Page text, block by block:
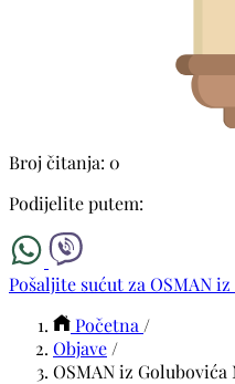
Broj čitanja: 0
Podijelite putem:
Pošaljite sućut za OSMAN
Početna /
Objave /
OSMAN iz Golubovića